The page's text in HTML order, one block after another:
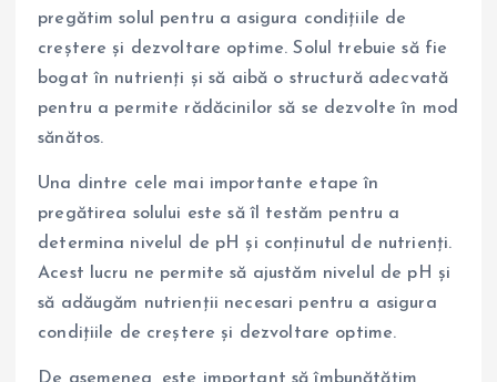
pregătim solul pentru a asigura condițiile de
creștere și dezvoltare optime. Solul trebuie să fie
bogat în nutrienți și să aibă o structură adecvată
pentru a permite rădăcinilor să se dezvolte în mod
sănătos.
Una dintre cele mai importante etape în
pregătirea solului este să îl testăm pentru a
determina nivelul de pH și conținutul de nutrienți.
Acest lucru ne permite să ajustăm nivelul de pH și
să adăugăm nutrienții necesari pentru a asigura
condițiile de creștere și dezvoltare optime.